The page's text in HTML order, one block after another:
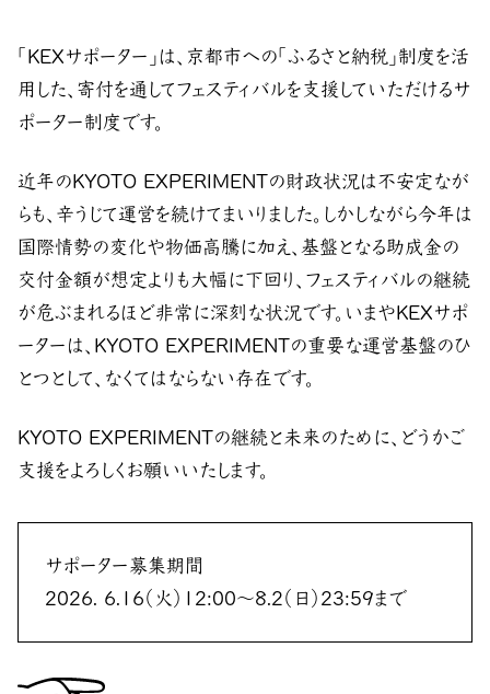
「KEXサポーター」は、京都市への「ふるさと納税」制度を活
用した、寄付を通してフェスティバルを支援していただけるサ
ポーター制度です。
近年のKYOTO EXPERIMENTの財政状況は不安定なが
らも、辛うじて運営を続けてまいりました。しかしながら今年は
国際情勢の変化や物価高騰に加え、基盤となる助成金の
交付金額が想定よりも大幅に下回り、フェスティバルの継続
が危ぶまれるほど非常に深刻な状況です。いまやKEXサポ
ーターは、KYOTO EXPERIMENTの重要な運営基盤のひ
とつとして、なくてはならない存在です。
KYOTO EXPERIMENTの継続と未来のために、どうかご
支援をよろしくお願いいたします。
サポーター募集期間
2026. 6.16（火）12:00〜8.2（日）23:59まで